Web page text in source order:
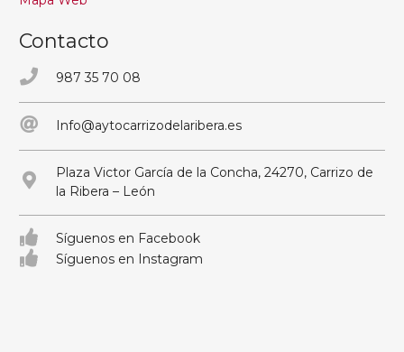
Contacto
987 35 70 08
Info@aytocarrizodelaribera.es
Plaza Victor García de la Concha, 24270, Carrizo de
la Ribera – León
Síguenos en Facebook
Síguenos en Instagram